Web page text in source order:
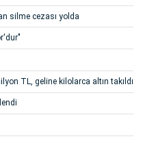
silme cezası yolda
TL, geline kilolarca altın takıldı